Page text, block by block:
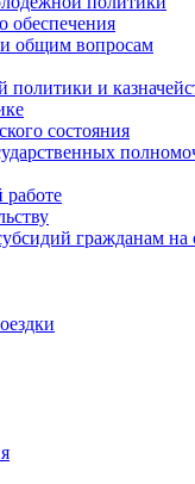
обеспечения
общим вопросам
и
состояния
гражданам